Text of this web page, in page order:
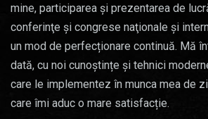
mine, participarea şi prezentarea de
conferinţe şi congrese naţionale şi
un mod de perfecționare continuă. Mă
dată, cu noi cunoștințe și tehnici
care le implementez în munca mea de
care îmi aduc o mare satisfacție.